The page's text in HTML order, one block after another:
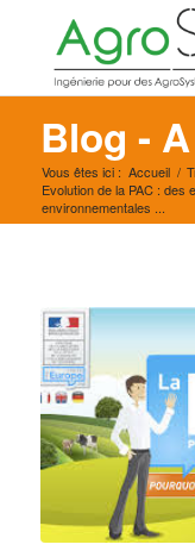
Blog -
Vous êtes ici : Accueil /
Evolution de la PAC : des
environnementales ...